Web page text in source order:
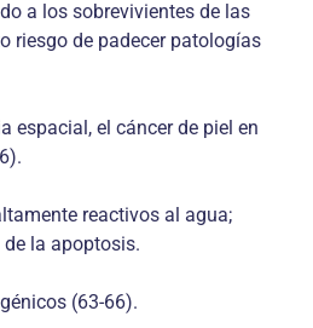
a los sobrevivientes de las
riesgo de padecer pato­logías
espacial, el cáncer de piel en
reactivos al agua;
la apoptosis.
(63-66).